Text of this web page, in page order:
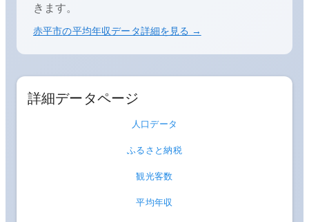
きます。
赤平市の平均年収データ詳細を見る →
詳細データページ
人口データ
ふるさと納税
観光客数
平均年収